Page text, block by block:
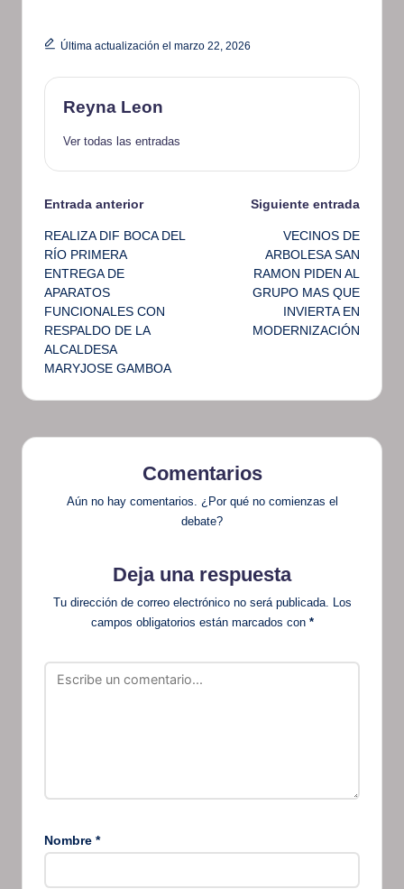
Última actualización el marzo 22, 2026
Reyna Leon
Ver todas las entradas
Navegación
de
entradas
Entrada anterior
REALIZA DIF BOCA DEL
RÍO PRIMERA
ENTREGA DE
APARATOS
FUNCIONALES CON
RESPALDO DE LA
ALCALDESA
MARYJOSE GAMBOA
Siguiente entrada
VECINOS DE
ARBOLESA SAN
RAMON PIDEN AL
GRUPO MAS QUE
INVIERTA EN
MODERNIZACIÓN
Comentarios
Aún no hay comentarios. ¿Por qué no comienzas el
debate?
Deja una respuesta
Tu dirección de correo electrónico no será publicada.
Los
campos obligatorios están marcados con *
Nombre *